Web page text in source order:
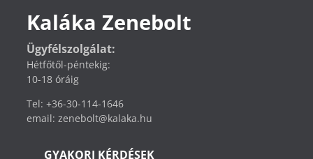
Kaláka Zenebolt
Ügyfélszolgálat:
Hétfőtől-péntekig:
10-18 óráig
Tel: +36-30-114-1646
email: zenebolt@kalaka.hu
GYAKORI KÉRDÉSEK